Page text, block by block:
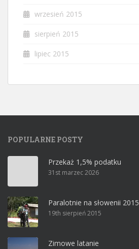
wrzesień 2015
sierpień 2015
lipiec 2015
POPULARNE POSTY
Przekaż 1,5% podatku
31st marzec 2026
Paralotnie na słowenii 2015
19th sierpień 2015
Zimowe latanie